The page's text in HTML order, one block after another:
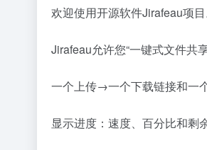
欢迎使用开源软件Jirafeau项目
Jirafeau允许您“一键式文件共
一个上传→一个下载链接和一
显示进度：速度、百分比和剩